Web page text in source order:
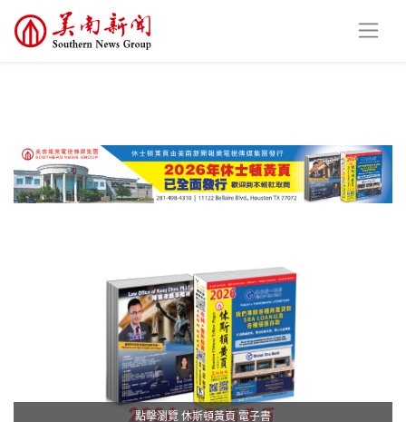
點擊瀏覽 休斯頓黃頁 電子書